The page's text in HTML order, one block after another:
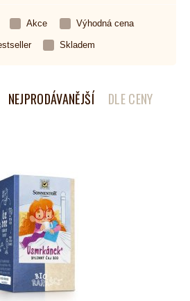
Akce Výhodná cena
Skladem
NEJPRODÁVANĚJŠÍ DLE CENY